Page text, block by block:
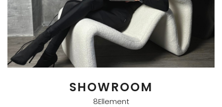
SHOWROOM
8Ellement